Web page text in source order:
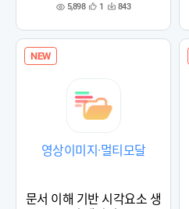
조 5,898 관
록
1 다 843
NEW
영상이미지·멀티모달
문서 이해 기반 시각요소 생